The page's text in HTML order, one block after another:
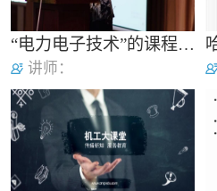
“电力电子技术”的课程安排、重点难点、教学手段
讲师：